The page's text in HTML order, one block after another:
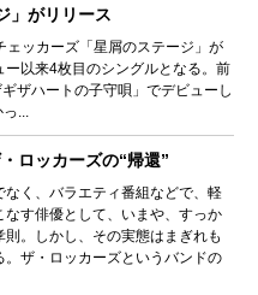
」がリリース
ェッカーズ「星屑のステージ」が
ー以来4枚目のシングルとなる。前
ザハートの子守唄」でデビューし
...
ロッカーズの“帰還”
なく、バラエティ番組などで、軽
なす俳優として、いまや、すっか
則。しかし、その実態はまぎれも
。ザ・ロッカーズというバンドの